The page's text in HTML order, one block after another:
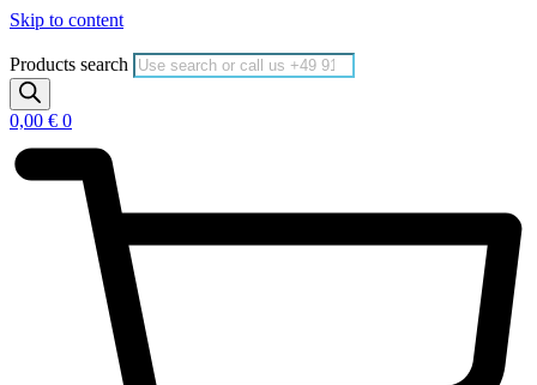
Skip to content
Products search
0,00 € 0